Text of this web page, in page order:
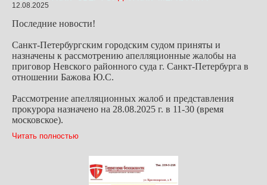
12.08.2025
Последние новости!
Санкт-Петербургским городским судом приняты и
назначены к рассмотрению апелляционные жалобы на
приговор Невского районного суда г. Санкт-Петербурга в
отношении Бажова Ю.С.
Рассмотрение апелляционных жалоб и представления
прокурора назначено на 28.08.2025 г. в 11-30 (время
московское).
Читать полностью